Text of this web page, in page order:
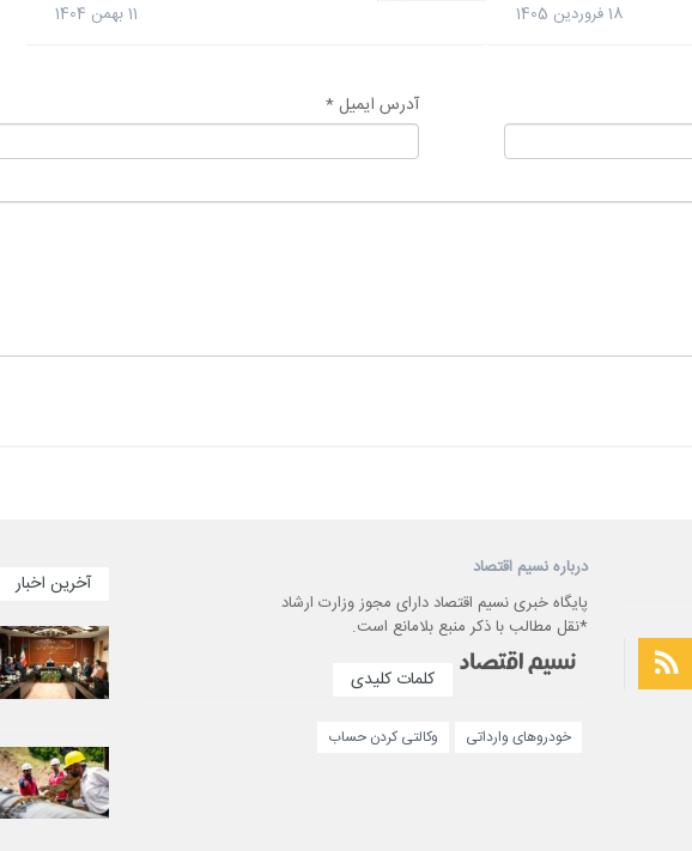
18 فروردین 1405
11 بهمن 1404
آدرس ایمیل *
آخرین اخبار
درباره نسیم اقتصاد
پایگاه خبری نسیم اقتصاد دارای مجوز وزارت ارشاد
*نقل مطالب با ذکر منبع بلامانع است.
کلمات کلیدی
خودروهای وارداتی وکالتی کردن حساب